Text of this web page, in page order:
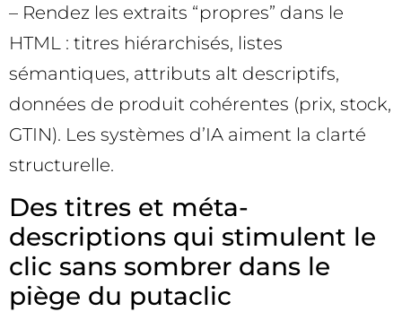
– Rendez les extraits “propres” dans le
HTML : titres hiérarchisés, listes
sémantiques, attributs alt descriptifs,
données de produit cohérentes (prix, stock,
GTIN). Les systèmes d’IA aiment la clarté
structurelle.
Des titres et méta-
descriptions qui stimulent le
clic sans sombrer dans le
piège du putaclic